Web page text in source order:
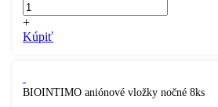
+
Kúpiť
BIOINTIMO aniónové vložky nočné 8ks